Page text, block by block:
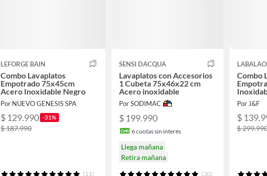
LEFORGE BAIN
Combo Lavaplatos
Empotrado 75x45cm
Acero Inoxidable Negro
Por NUEVO GENESIS SPA
$ 129.990 -31%
$ 187.990
(11)
SENSI DACQUA
Lavaplatos con Accesorios
1 Cubeta 75x46x22 cm
Acero inoxidable
Por SODIMAC
$ 199.990
6cuotas sin interés
Llega mañana
Retira mañana
(30)
Combo
Por J&F
$
$